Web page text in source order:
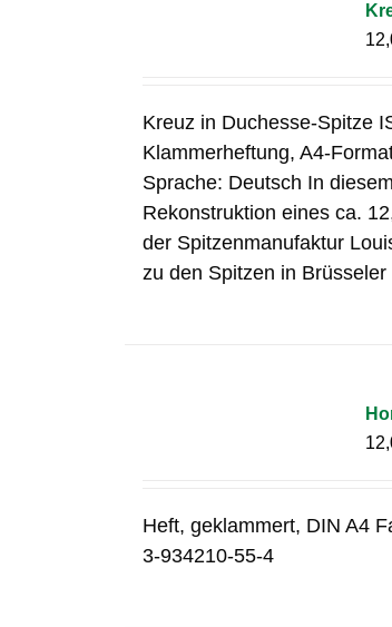
Kreuz in Duchesse-Spitze
Klammerheftung, A4-
Sprache: Deutsch In
Rekonstruktion eines ca.
der Spitzenmanufaktur
zu den Spitzen in Brüsseler
Heft, geklammert, DIN A4
3-934210-55-4